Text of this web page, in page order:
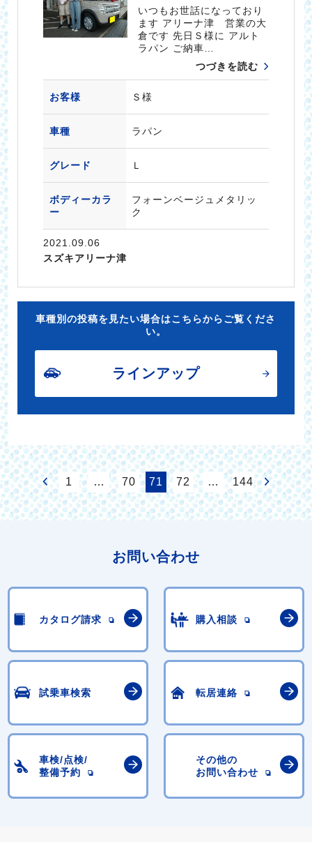
いつもお世話になっており
ます アリーナ津 営業の大
倉です 先日Ｓ様に アルト
ラパン ご納車…
つづきを読む
お客様 Ｓ様
車種 ラパン
グレード Ｌ
ボディーカラ
ー
フォーンベージュメタリッ
ク
2021.09.06
スズキアリーナ津
車種別の投稿を見たい場合はこちらからご覧くださ
い。
ラインアップ
1 … 70 71 72 … 144
お問い合わせ
カタログ請求 購入相談
試乗車検索 転居連絡
車検/点検/
整備予約
その他の
お問い合わせ